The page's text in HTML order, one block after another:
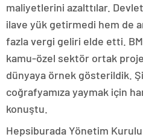
maliyetlerini azalttılar.
ilave yük getirmedi hem de
fazla vergi geliri elde etti.
kamu-özel sektör ortak
dünyaya örnek gösterildik.
coğrafyamıza yaymak için
konuştu.
Hepsiburada Yönetim Kurulu